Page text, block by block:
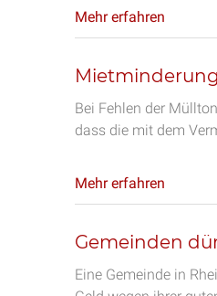
Mehr erfahren
Bei Fehlen der
dass die mit dem
Mehr erfahren
Gemeinden
Eine Gemeinde in